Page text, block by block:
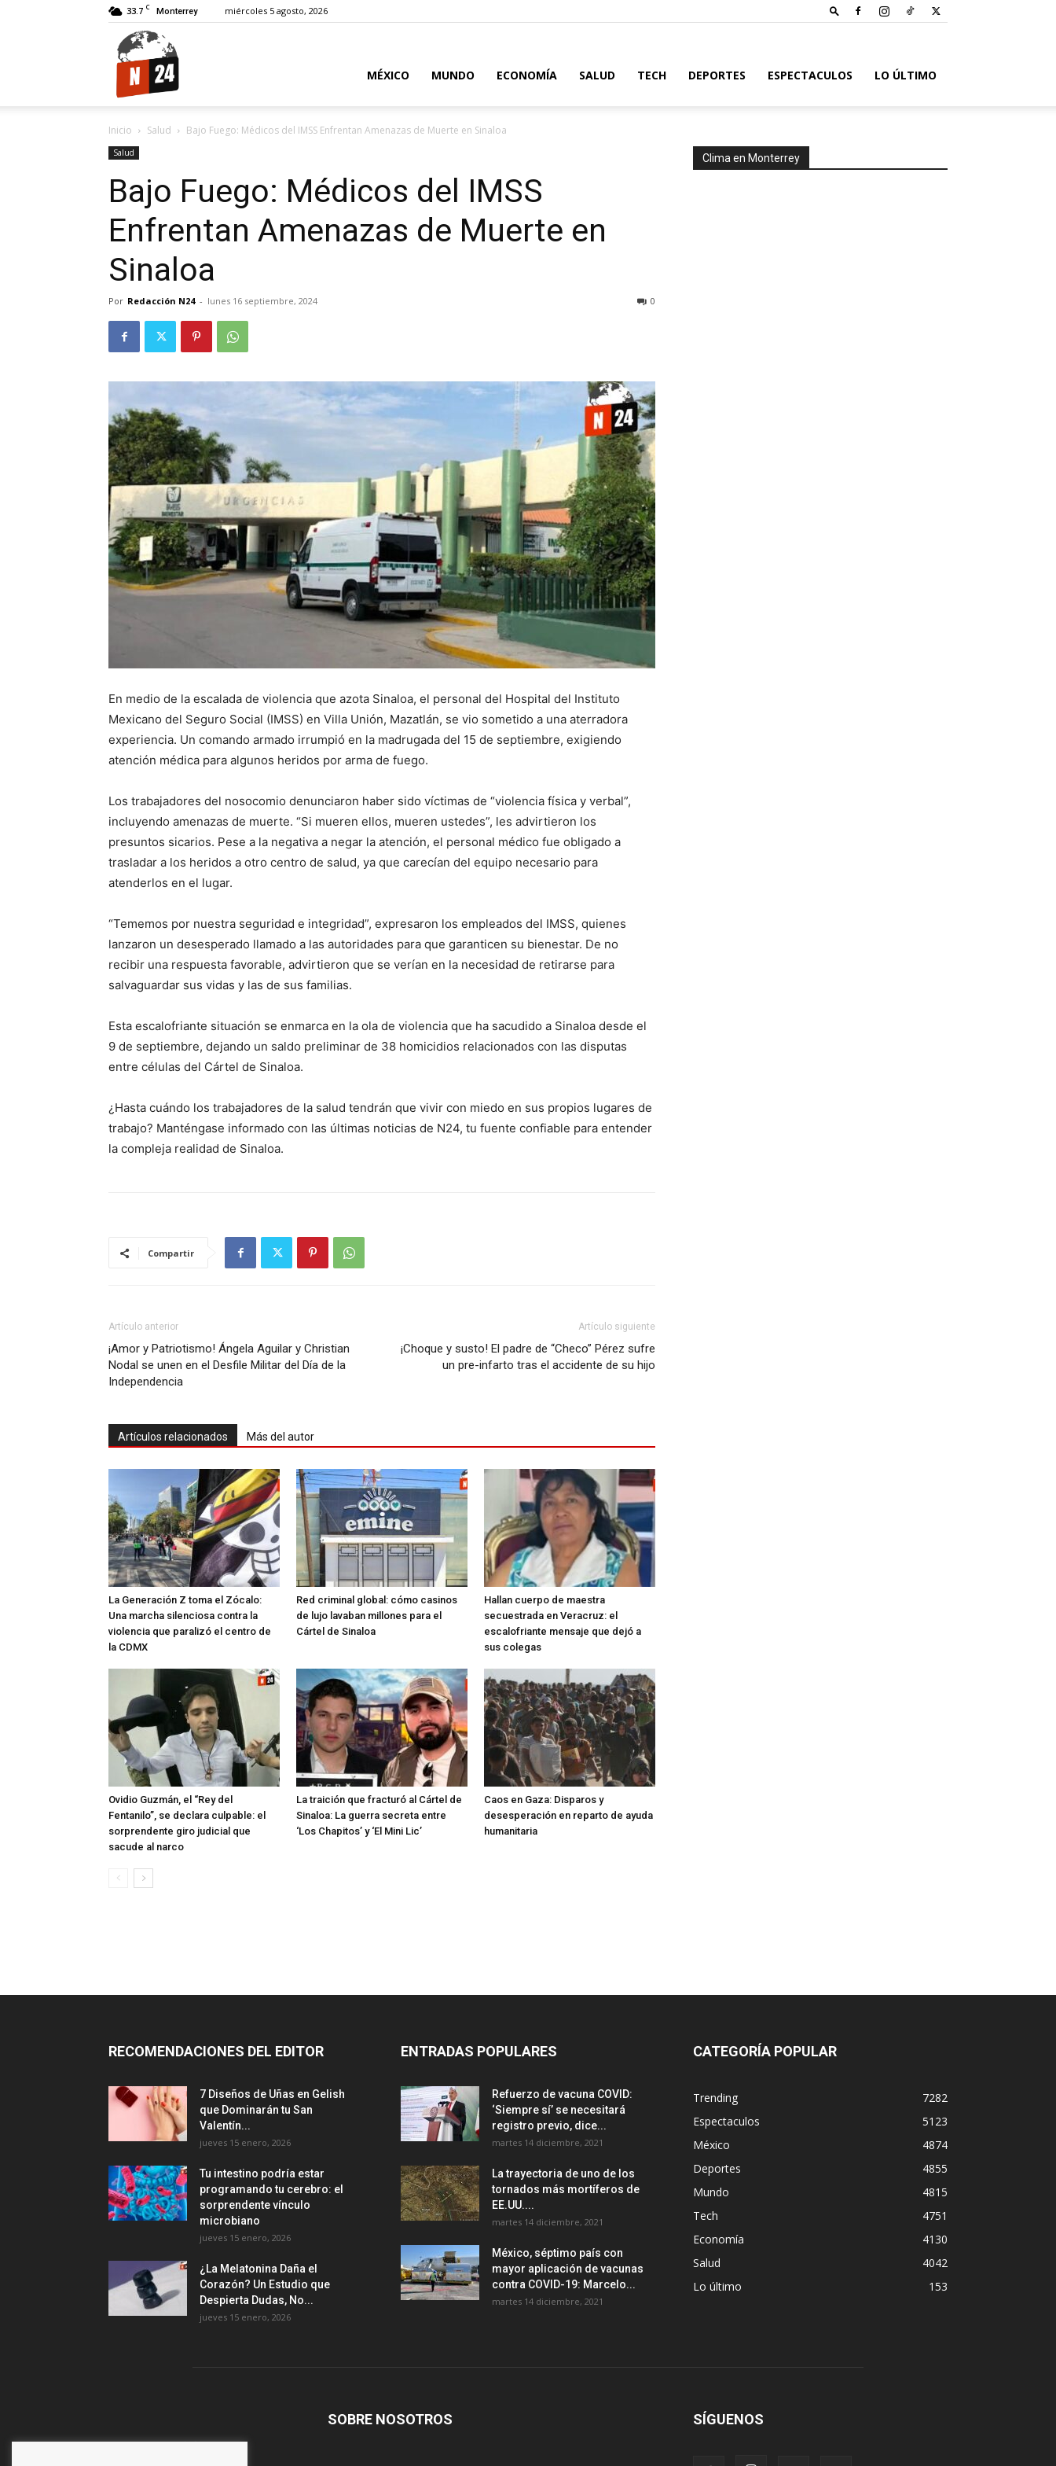
33.7 C Monterrey miércoles 5 agosto, 2026
MÉXICO MUNDO ECONOMÍA SALUD TECH DEPORTES ESPECTACULOS LO ÚLTIMO
Inicio Salud Bajo Fuego: Médicos del IMSS Enfrentan Amenazas de Muerte en Sinaloa
Salud
Bajo Fuego: Médicos del IMSS
Enfrentan Amenazas de Muerte en
Sinaloa
Por Redacción N24 - lunes 16 septiembre, 2024 0
En medio de la escalada de violencia que azota Sinaloa, el personal del Hospital del Instituto
Mexicano del Seguro Social (IMSS) en Villa Unión, Mazatlán, se vio sometido a una aterradora
experiencia. Un comando armado irrumpió en la madrugada del 15 de septiembre, exigiendo
atención médica para algunos heridos por arma de fuego.
Los trabajadores del nosocomio denunciaron haber sido víctimas de “violencia física y verbal”,
incluyendo amenazas de muerte. “Si mueren ellos, mueren ustedes”, les advirtieron los
presuntos sicarios. Pese a la negativa a negar la atención, el personal médico fue obligado a
trasladar a los heridos a otro centro de salud, ya que carecían del equipo necesario para
atenderlos en el lugar.
“Tememos por nuestra seguridad e integridad”, expresaron los empleados del IMSS, quienes
lanzaron un desesperado llamado a las autoridades para que garanticen su bienestar. De no
recibir una respuesta favorable, advirtieron que se verían en la necesidad de retirarse para
salvaguardar sus vidas y las de sus familias.
Esta escalofriante situación se enmarca en la ola de violencia que ha sacudido a Sinaloa desde el
9 de septiembre, dejando un saldo preliminar de 38 homicidios relacionados con las disputas
entre células del Cártel de Sinaloa.
¿Hasta cuándo los trabajadores de la salud tendrán que vivir con miedo en sus propios lugares de
trabajo? Manténgase informado con las últimas noticias de N24, tu fuente confiable para entender
la compleja realidad de Sinaloa.
Compartir
Artículo anterior
¡Amor y Patriotismo! Ángela Aguilar y Christian
Nodal se unen en el Desfile Militar del Día de la
Independencia
Artículo siguiente
¡Choque y susto! El padre de “Checo” Pérez sufre
un pre-infarto tras el accidente de su hijo
Artículos relacionados Más del autor
La Generación Z toma el Zócalo:
Una marcha silenciosa contra la
violencia que paralizó el centro de
la CDMX
Red criminal global: cómo casinos
de lujo lavaban millones para el
Cártel de Sinaloa
Hallan cuerpo de maestra
secuestrada en Veracruz: el
escalofriante mensaje que dejó a
sus colegas
Ovidio Guzmán, el “Rey del
Fentanilo”, se declara culpable: el
sorprendente giro judicial que
sacude al narco
La traición que fracturó al Cártel de
Sinaloa: La guerra secreta entre
‘Los Chapitos’ y ‘El Mini Lic’
Caos en Gaza: Disparos y
desesperación en reparto de ayuda
humanitaria
Clima en Monterrey
RECOMENDACIONES DEL EDITOR
7 Diseños de Uñas en Gelish
que Dominarán tu San
Valentín...
jueves 15 enero, 2026
Tu intestino podría estar
programando tu cerebro: el
sorprendente vínculo
microbiano
jueves 15 enero, 2026
¿La Melatonina Daña el
Corazón? Un Estudio que
Despierta Dudas, No...
jueves 15 enero, 2026
ENTRADAS POPULARES
Refuerzo de vacuna COVID:
‘Siempre sí’ se necesitará
registro previo, dice...
martes 14 diciembre, 2021
La trayectoria de uno de los
tornados más mortíferos de
EE.UU....
martes 14 diciembre, 2021
México, séptimo país con
mayor aplicación de vacunas
contra COVID-19: Marcelo...
martes 14 diciembre, 2021
CATEGORÍA POPULAR
Trending
7282
Espectaculos
5123
México
4874
Deportes
4855
Mundo
4815
Tech
4751
Economía
4130
Salud
4042
Lo último
153
SOBRE NOSOTROS SÍGUENOS